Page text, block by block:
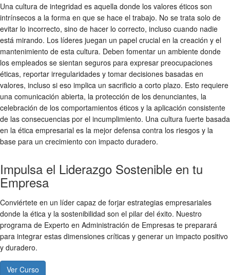
Una cultura de integridad es aquella donde los valores éticos son
intrínsecos a la forma en que se hace el trabajo. No se trata solo de
evitar lo incorrecto, sino de hacer lo correcto, incluso cuando nadie
está mirando. Los líderes juegan un papel crucial en la creación y el
mantenimiento de esta cultura. Deben fomentar un ambiente donde
los empleados se sientan seguros para expresar preocupaciones
éticas, reportar irregularidades y tomar decisiones basadas en
valores, incluso si eso implica un sacrificio a corto plazo. Esto requiere
una comunicación abierta, la protección de los denunciantes, la
celebración de los comportamientos éticos y la aplicación consistente
de las consecuencias por el incumplimiento. Una cultura fuerte basada
en la ética empresarial es la mejor defensa contra los riesgos y la
base para un crecimiento con impacto duradero.
Impulsa el Liderazgo Sostenible en tu
Empresa
Conviértete en un líder capaz de forjar estrategias empresariales
donde la ética y la sostenibilidad son el pilar del éxito. Nuestro
programa de Experto en Administración de Empresas te preparará
para integrar estas dimensiones críticas y generar un impacto positivo
y duradero.
Ver Curso